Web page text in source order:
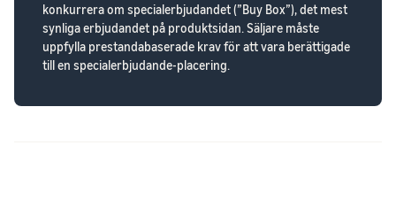
konkurrera om specialerbjudandet (”Buy Box”), det mest
synliga erbjudandet på produktsidan. Säljare måste
uppfylla prestandabaserade krav för att vara berättigade
till en specialerbjudande-placering.